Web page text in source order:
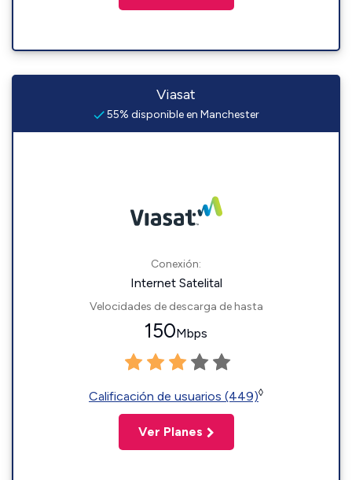
Viasat
55% disponible en Manchester
Conexión:
Internet Satelital
Velocidades de descarga de hasta
150Mbps
Calificación de usuarios (449)◊
Ver Planes